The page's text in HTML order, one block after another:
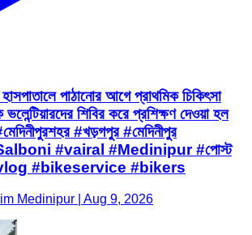
হাসপাতালে পাঠানোর আগে প্রাথমিক চিকিৎসা
শিবির করে প্রশিক্ষণ দেওয়া হল
#খড়গপুর #মেদিনীপুর
#vairal #Medinipur #পোস্ট
#bikeservice #bikers
Medinipur | Aug 9, 2026